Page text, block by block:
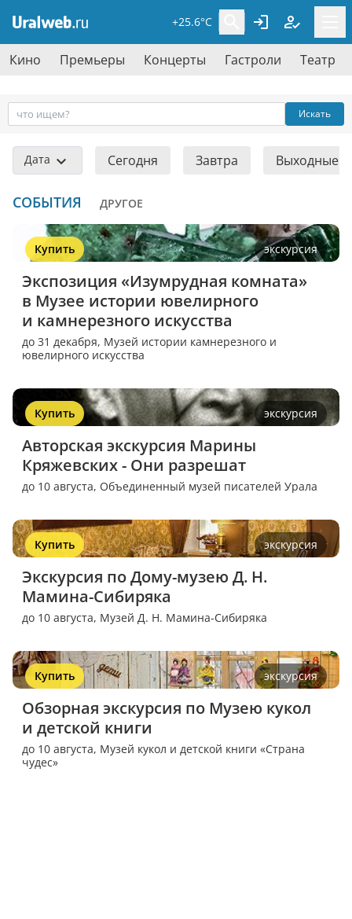
+25.6°C
Кино Премьеры Концерты Гастроли Театр
Искать
Дата Сегодня Завтра Выходные
СОБЫТИЯ ДРУГОЕ
Купить экскурсия
Экспозиция «Изумрудная комната»
в Музее истории ювелирного
и камнерезного искусства
до 31 декабря, Музей истории камнерезного и
ювелирного искусства
Купить экскурсия
Авторская экскурсия Марины
Кряжевских - Они разрешат
до 10 августа, Объединенный музей писателей Урала
Купить экскурсия
Экскурсия по Дому-музею Д. Н.
Мамина-Сибиряка
до 10 августа, Музей Д. Н. Мамина-Сибиряка
Купить экскурсия
Обзорная экскурсия по Музею кукол
и детской книги
до 10 августа, Музей кукол и детской книги «Страна
чудес»